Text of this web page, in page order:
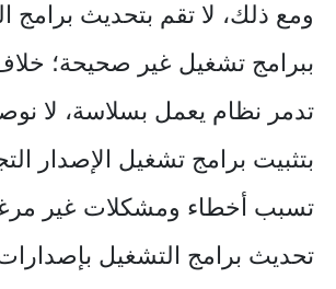
ومع ذلك، لا تقم بتحديث برامج
ببرامج تشغيل غير صحيحة؛
تدمر نظام يعمل بسلاسة، لا
بتثبيت برامج تشغيل الإصدار
تسبب أخطاء ومشكلات غير
تحديث برامج التشغيل